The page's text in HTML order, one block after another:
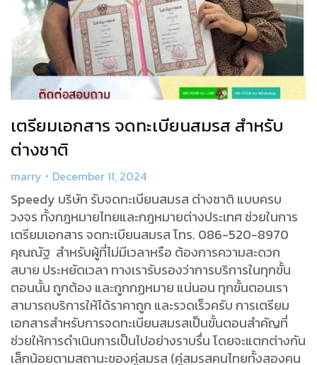
เตรียมเอกสาร จดทะเบียนสมรส สำหรับ
ต่างชาติ
marry December 11, 2024
Speedy บริษัท รับจดทะเบียนสมรส ต่างชาติ แบบครบ
วงจร ทั้งกฎหมายไทยและกฎหมายต่างประเทศ ช่วยในการ
เตรียมเอกสาร จดทะเบียนสมรส โทร. 086-520-8970
คุณณัฐ สำหรับผู้ที่ไม่มีเวลาหรือ ต้องการความสะดวก
สบาย ประหยัดเวลา ทางเรารับรองว่าการบริการในทุกขั้น
ตอนนั้น ถูกต้อง และถูกกฏหมาย แน่นอน ทุกขั้นตอนเรา
สามารถบริการให้ได้ราคาถูก และรวดเร็วครับ การเตรียม
เอกสารสำหรับการจดทะเบียนสมรสเป็นขั้นตอนสำคัญที่
ช่วยให้การดำเนินการเป็นไปอย่างราบรื่น โดยจะแตกต่างกัน
เล็กน้อยตามสถานะของคู่สมรส (คู่สมรสคนไทยทั้งสองคน